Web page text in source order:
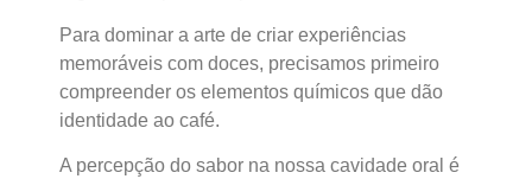
Para dominar a arte de criar experiências
memoráveis com doces, precisamos primeiro
compreender os elementos químicos que dão
identidade ao café.
A percepção do sabor na nossa cavidade oral é